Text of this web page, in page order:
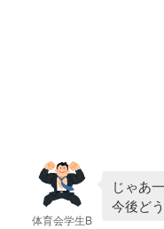
体育会学生B
じゃあ
今後ど